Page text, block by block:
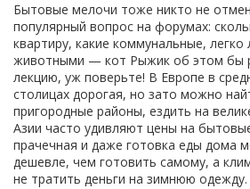
Бытовые мелочи тоже никто не
популярный вопрос на форумах:
квартиру, какие коммунальные,
животными — кот Рыжик об этом бы
лекцию, уж поверьте! В Европе в
столицах дорогая, но зато можно
пригородные районы, ездить на
Азии часто удивляют цены на
прачечная и даже готовка еды дома
дешевле, чем готовить самому, а
не тратить деньги на зимнюю одежду.